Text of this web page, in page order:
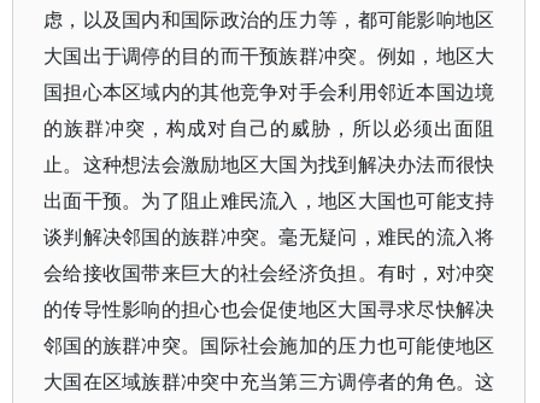
虑，以及国内和国际政治的压力等，都可能影响地区
大国出于调停的目的而干预族群冲突。例如，地区大
国担心本区域内的其他竞争对手会利用邻近本国边境
的族群冲突，构成对自己的威胁，所以必须出面阻
止。这种想法会激励地区大国为找到解决办法而很快
出面干预。为了阻止难民流入，地区大国也可能支持
谈判解决邻国的族群冲突。毫无疑问，难民的流入将
会给接收国带来巨大的社会经济负担。有时，对冲突
的传导性影响的担心也会促使地区大国寻求尽快解决
邻国的族群冲突。国际社会施加的压力也可能使地区
大国在区域族群冲突中充当第三方调停者的角色。这